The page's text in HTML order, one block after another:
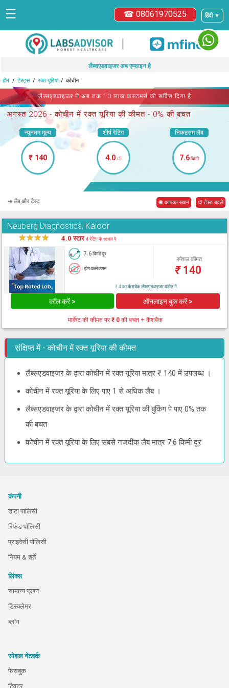
हिंदी ▼
☎ 08061970525
☰
|
लैब्सएडवाइजर अब एम्फाइन है
होम टेस्ट्स रक्त यूरिया कोचीन
लैब्सएडवाइजर ने अब तक 10 लाख कस्टमर्स को सर्विस दिया है
अगस्त 2026 -कोचीन में रक्त यूरिया की कीमत - 0% की बचत
न्यूनतम मूल्य
₹ 140
शीर्ष रेटिंग
4.0/5
निकटतम लैब
7.6किमी
➜ लैब और टेस्ट ◉ आपका स्थान ↺ टेस्ट बदले
Neuberg Diagnostics, Kaloor
★★★★ 4.0 स्टार4 रेटिंग के आधार पे
7.6 किमी दूर
होम कलेक्शन
स्पेशल कीमत
₹140
₹ 4 का कैशबैक लैब्सएडवाइजर वॉलेट में
कॉल करें > ऑनलाइन बुक करें >
मार्केट की कीमत पर₹ 0की बचत + कैशबैक
संक्षिप्त में - कोचीन में रक्त यूरिया की कीमत
लैब्सएडवाइजर के द्वारा कोचीन में रक्त यूरिया मात्र ₹ 140 में उपलब्ध ।
कोचीन में रक्त यूरिया के लिए पाए 1 से अधिक लैब ।
लैब्सएडवाइजर के द्वारा कोचीन में रक्त यूरिया की बुकिंग पे पाए 0% तक
की बचत
कोचीन में रक्त यूरिया के लिए सबसे नजदीक लैब मात्र 7.6 किमी दूर
कंपनी
डाटा पालिसी
रिफंड पॉलिसी
प्राइवेसी पॉलिसी
नियम & शर्तें
लिंक्स
सामान्य प्रश्न
डिस्क्लेमर
ब्लॉग
सोशल नेटवर्क
फेसबुक
ट्विटर